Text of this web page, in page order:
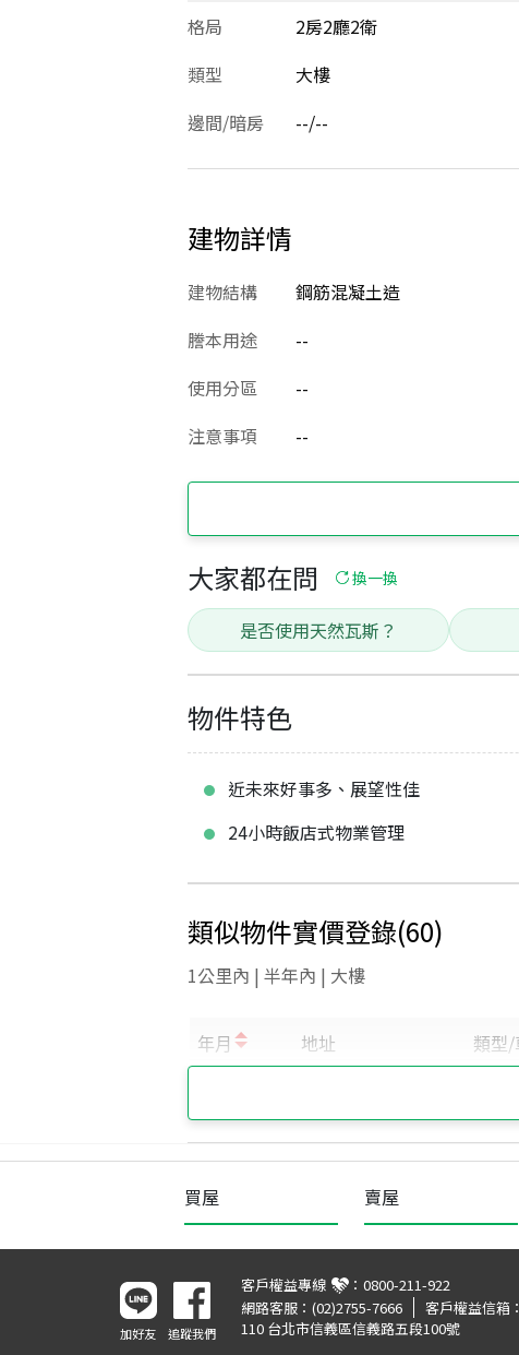
格局
2房2廳2衛
類型
大樓
邊間/暗房
--/--
建物詳情
建物結構 鋼筋混凝土造
謄本用途
--
使用分區
--
注意事項
--
大家都在問 換一換
是否使用天然瓦斯？
物件特色
近未來好事多、展望性佳
24小時飯店式物業管理
類似物件實價登錄(60)
1公里內 | 半年內 | 大樓
買屋 賣屋
加好友 追蹤我們
客戶權益專線 ： 0800-211-922
網路客服： (02)2755-7666 客戶權益信箱：
110 台北市信義區信義路五段100號